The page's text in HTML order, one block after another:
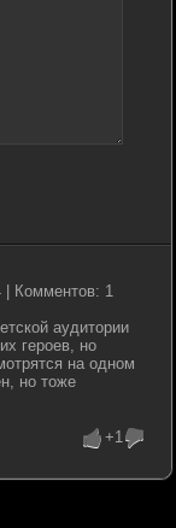
| Комментов: 1
аудитории
героев, но
на одном
но тоже
+1